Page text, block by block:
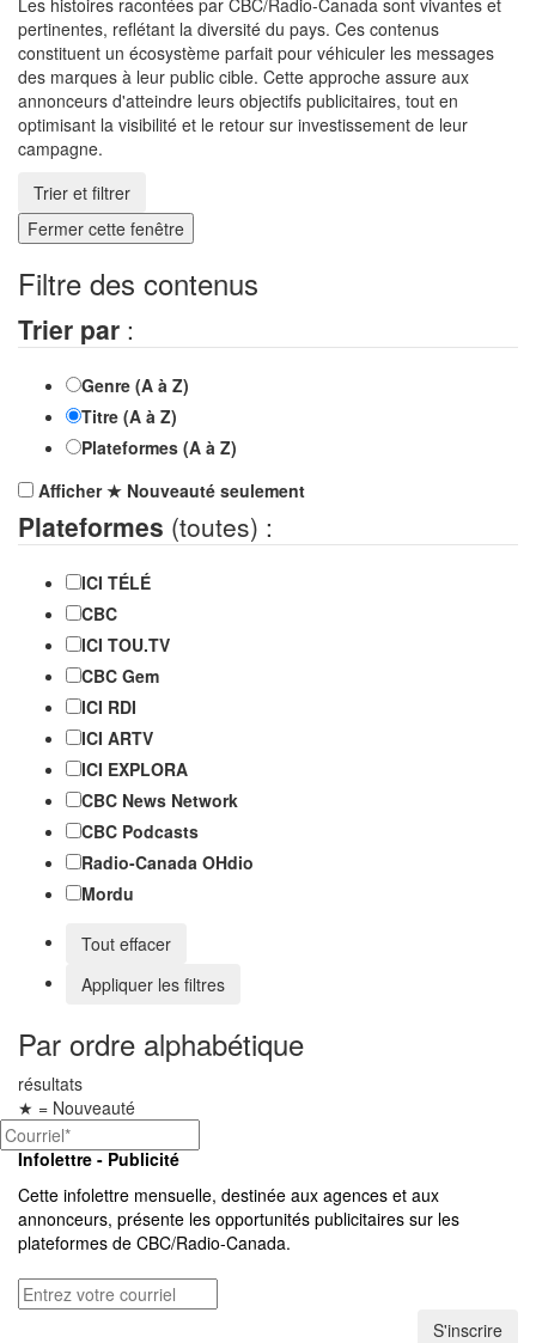
Les histoires racontées par CBC/Radio-Canada sont vivantes et
pertinentes, reflétant la diversité du pays. Ces contenus
constituent un écosystème parfait pour véhiculer les messages
des marques à leur public cible. Cette approche assure aux
annonceurs d'atteindre leurs objectifs publicitaires, tout en
optimisant la visibilité et le retour sur investissement de leur
campagne.
Trier et filtrer
Fermer cette fenêtre
Filtre des contenus
Trier par :
Genre (A à Z)
Titre (A à Z)
Plateformes (A à Z)
Afficher★ Nouveauté seulement
Plateformes (toutes) :
ICI TÉLÉ
CBC
ICI TOU.TV
CBC Gem
ICI RDI
ICI ARTV
ICI EXPLORA
CBC News Network
CBC Podcasts
Radio-Canada OHdio
Mordu
Tout effacer
Appliquer les filtres
Par ordre alphabétique
résultats
★ = Nouveauté
Infolettre - Publicité
Cette infolettre mensuelle, destinée aux agences et aux
annonceurs, présente les opportunités publicitaires sur les
plateformes de CBC/Radio-Canada.
S'inscrire